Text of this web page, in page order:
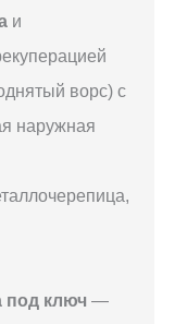
и
ворс) с
наружная
под ключ —